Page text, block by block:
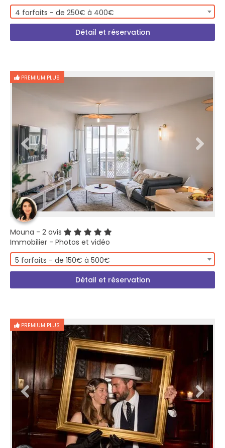
4 forfaits - de 250€ à 400€
Détail et réservation
PREMIUM PLUS
Mouna - 2 avis
Immobilier - Photos et vidéo
5 forfaits - de 150€ à 500€
Détail et réservation
PREMIUM PLUS